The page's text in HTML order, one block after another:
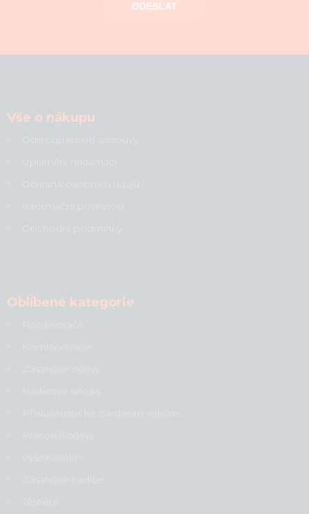
ODESLAT
Vše o nákupu
Oblíbené kategorie